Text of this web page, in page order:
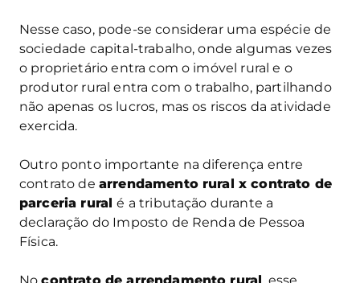
Nesse caso, pode-se considerar uma espécie de
sociedade capital-trabalho, onde algumas vezes
o proprietário entra com o imóvel rural e o
produtor rural entra com o trabalho, partilhando
não apenas os lucros, mas os riscos da atividade
exercida.
Outro ponto importante na diferença entre
contrato de arrendamento rural x contrato de
parceria ruralé a tributação durante a
declaração do Imposto de Renda de Pessoa
Física.
Nocontrato de arrendamento rural, esse